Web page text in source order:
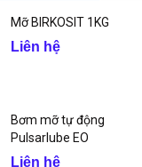
Mỡ BIRKOSIT 1KG
Liên hệ
Bơm mỡ tự động
Pulsarlube EO
Liên hệ